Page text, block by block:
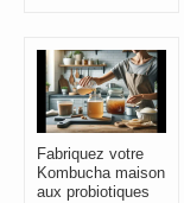
Fabriquez votre
Kombucha maison
aux probiotiques